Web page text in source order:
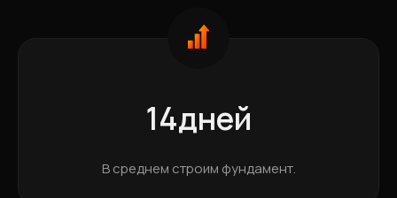
14дней
В среднем строим фундамент.